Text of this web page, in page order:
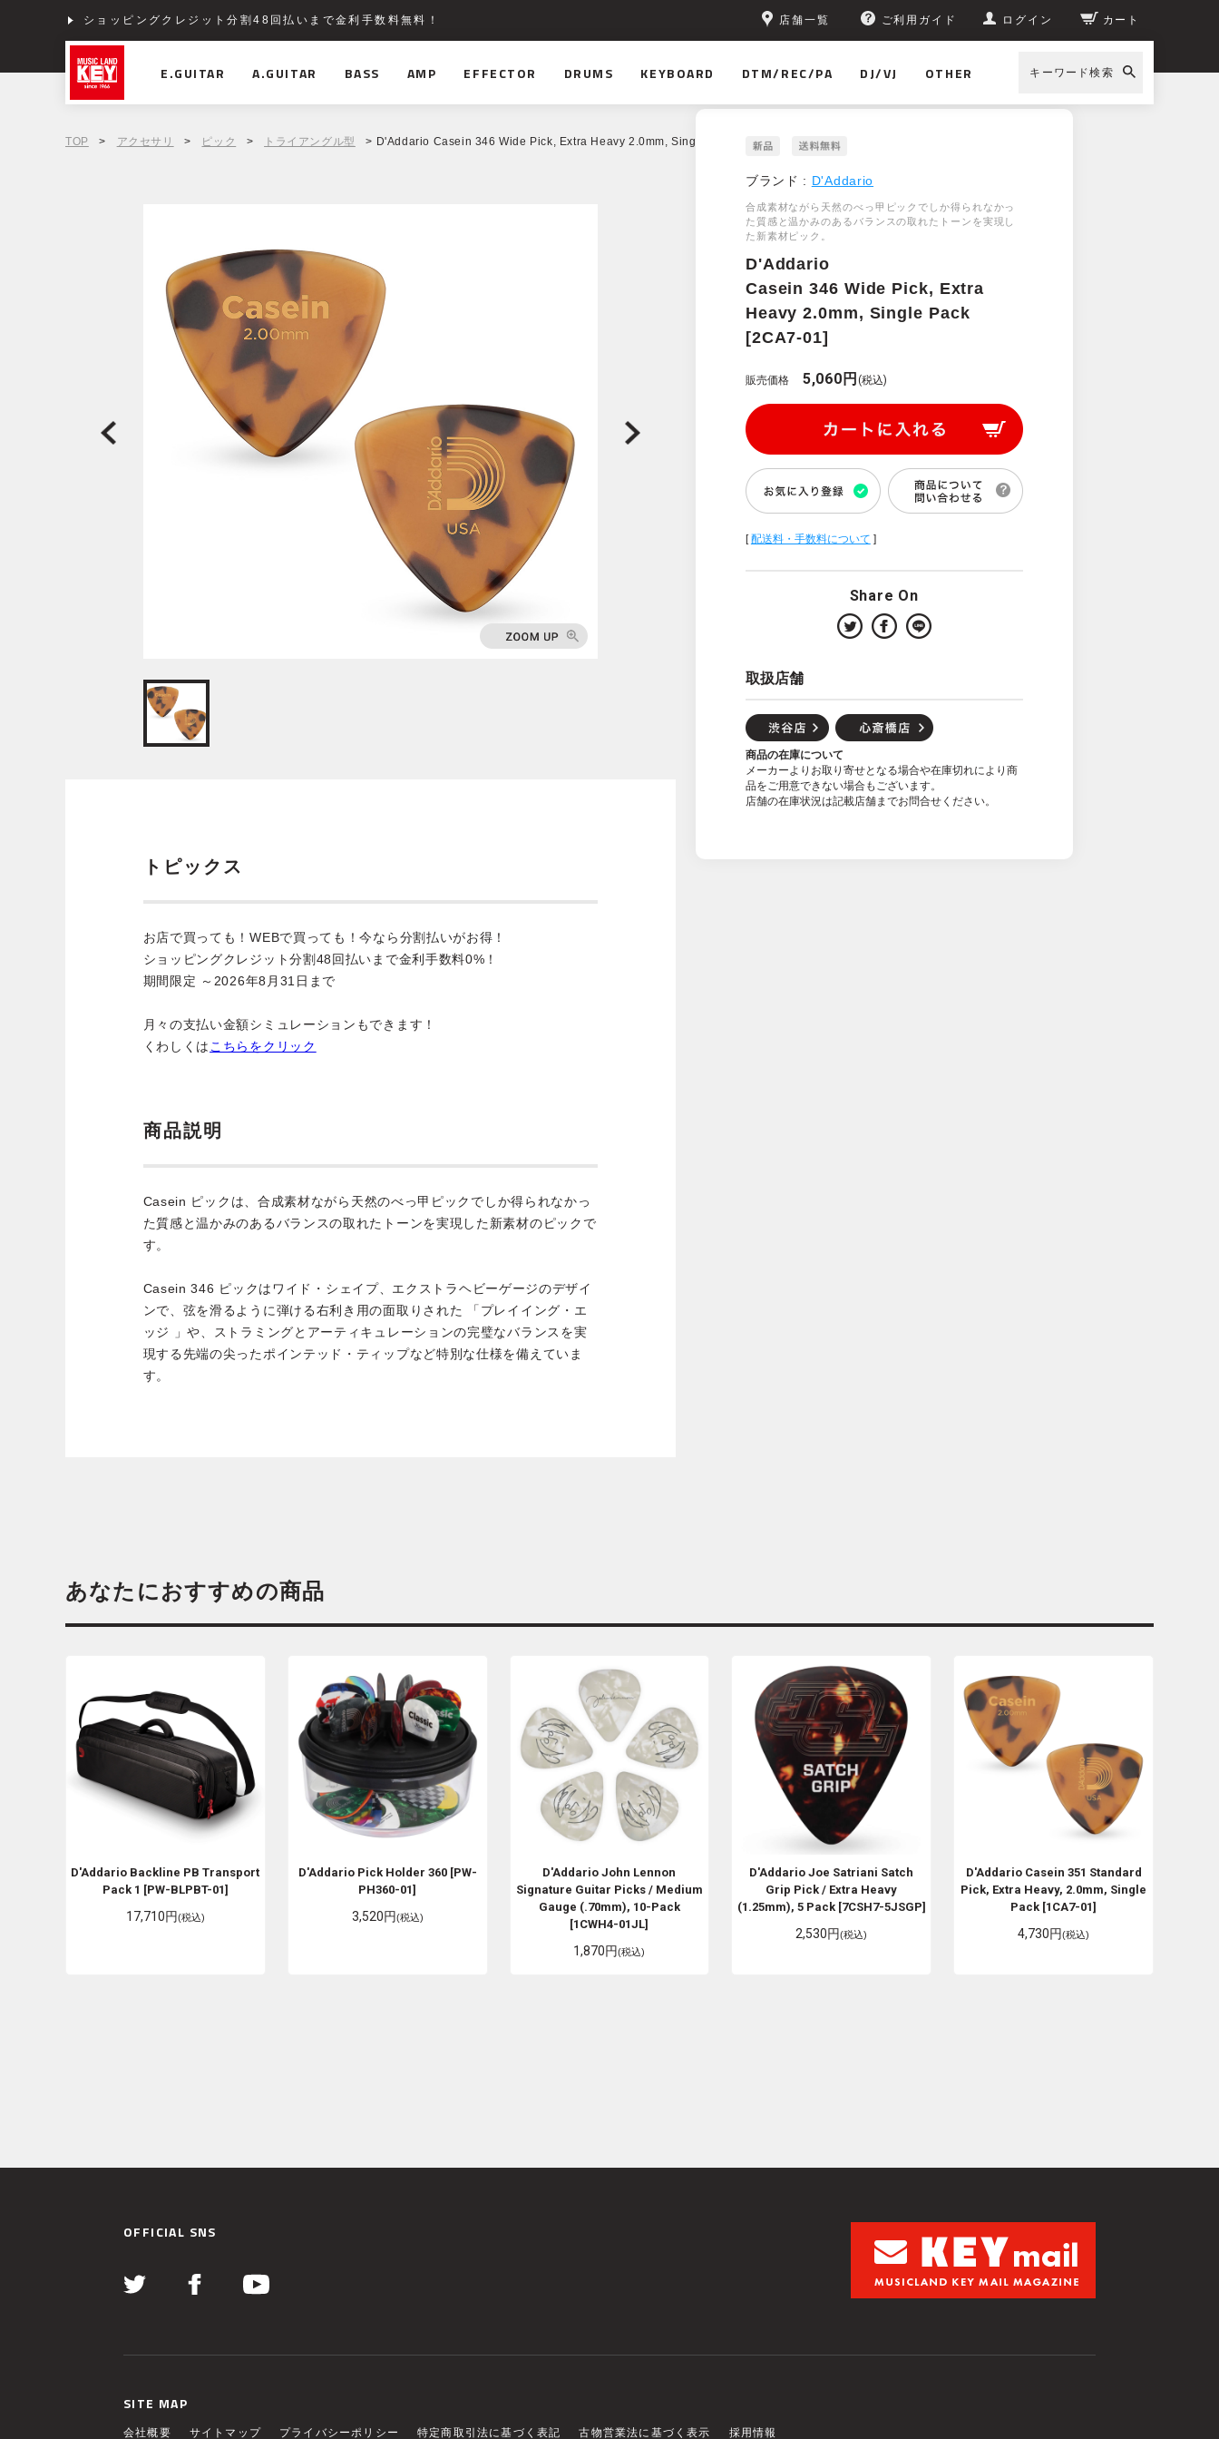
ショッピングクレジット分割48回払いまで金利手数料無料！ 店舗一覧 ご利用ガイド ログイン カート
E.GUITAR A.GUITAR BASS AMP EFFECTOR DRUMS KEYBOARD DTM/REC/PA DJ/VJ OTHER キーワード検索
TOP > アクセサリ > ピック > トライアングル型 > D'Addario Casein 346 Wide Pick, Extra Heavy 2.0mm, Single Pack [2CA7-01]
ブランド : D'Addario
合成素材ながら天然のべっ甲ピックでしか得られなかっ
た質感と温かみのあるバランスの取れたトーンを実現し
た新素材ピック。
D'Addario
Casein 346 Wide Pick, Extra
Heavy 2.0mm, Single Pack
[2CA7-01]
販売価格 5,060円 (税込)
[配送料・手数料について ]
Share On
取扱店舗
商品の在庫について
メーカーよりお取り寄せとなる場合や在庫切れにより商
品をご用意できない場合もございます。
店舗の在庫状況は記載店舗までお問合せください。
トピックス
お店で買っても！WEBで買っても！今なら分割払いがお得！
ショッピングクレジット分割48回払いまで金利手数料0%！
期間限定 ～2026年8月31日まで
月々の支払い金額シミュレーションもできます！
くわしくは こちらをクリック
商品説明
Casein ピックは、合成素材ながら天然のべっ甲ピックでしか得られなかっ
た質感と温かみのあるバランスの取れたトーンを実現した新素材のピックで
す。
Casein 346 ピックはワイド・シェイプ、エクストラヘビーゲージのデザイ
ンで、弦を滑るように弾ける右利き用の面取りされた 「プレイイング・エ
ッジ 」や、ストラミングとアーティキュレーションの完璧なバランスを実
現する先端の尖ったポインテッド・ティップなど特別な仕様を備えていま
す。
あなたにおすすめの商品
D'Addario Backline PB Transport
Pack 1 [PW-BLPBT-01]
17,710円(税込)
D'Addario Pick Holder 360 [PW-
PH360-01]
3,520円(税込)
D'AddarioJohn Lennon
Signature Guitar Picks / Medium
Gauge (.70mm), 10-Pack
[1CWH4-01JL]
1,870円(税込)
D'AddarioJoe Satriani Satch
Grip Pick / Extra Heavy
(1.25mm), 5 Pack [7CSH7-5JSGP]
2,530円(税込)
D'Addario Casein 351 Standard
Pick, Extra Heavy, 2.0mm, Single
Pack [1CA7-01]
4,730円(税込)
OFFICIAL SNS
SITE MAP
会社概要 サイトマップ プライバシーポリシー 特定商取引法に基づく表記 古物営業法に基づく表示 採用情報